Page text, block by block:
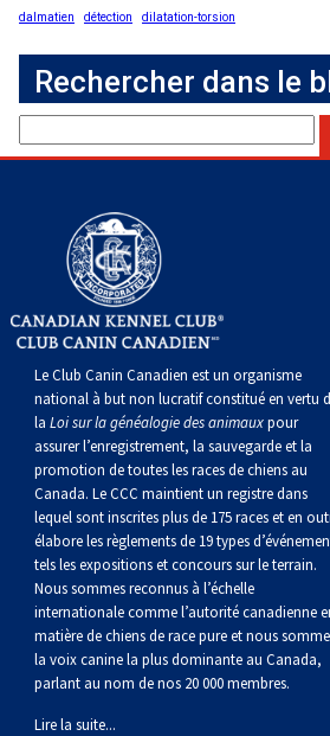
dalmatien
détection dilatation-torsion
Rechercher dans le
Le Club Canin Canadien est un organisme
national à but non lucratif constitué en vertu
la Loi sur la généalogie des animauxpour
assurer l’enregistrement, la sauvegarde et la
promotion de toutes les races de chiens au
Canada. Le CCC maintient un registre dans
lequel sont inscrites plus de 175 races et en
élabore les règlements de 19 types
tels les expositions et concours sur le terrain.
Nous sommes reconnus à l’échelle
internationale comme l’autorité canadienne
matière de chiens de race pure et nous
la voix canine la plus dominante au Canada,
parlant au nom de nos 20 000 membres.
Lire la suite...